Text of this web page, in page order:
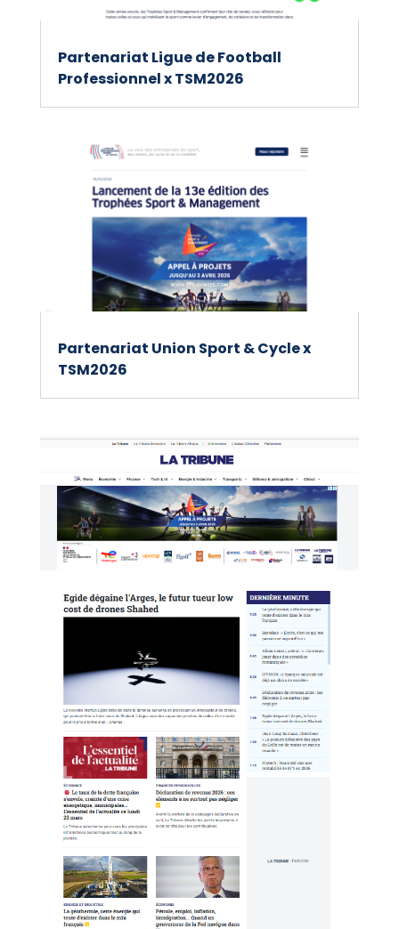
Partenariat Ligue de Football
Professionnel x TSM2026
Partenariat Union Sport & Cycle x
TSM2026